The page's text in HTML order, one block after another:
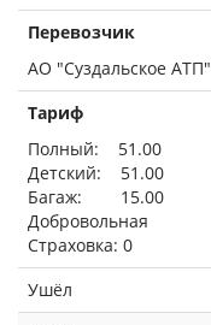
Перевозчик
АО "Суздальское АТП"
Тариф
Полный: 51.00
Детский: 51.00
Багаж: 15.00
Добровольная
Страховка: 0
Ушёл